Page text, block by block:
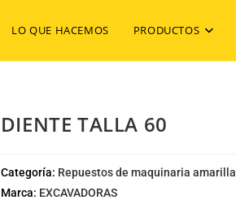
LO QUE HACEMOS PRODUCTOS
DIENTE TALLA 60
Categoría: Repuestos de maquinaria amarilla
Marca: EXCAVADORAS